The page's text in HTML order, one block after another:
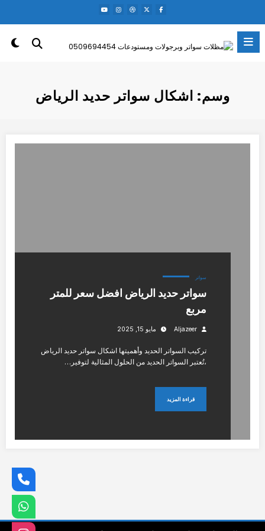
المحتوى
وسم: اشكال سواتر حديد الرياض
سواتر
سواتر حديد الرياض افضل سعر للمتر
مربع
Aljazeer مايو 15, 2025
تركيب السواتر الحديد وأهميتها اشكال سواتر حديد الرياض
،تُعتبر السواتر الحديد من الحلول المثالية لتوفير…
قراءة المزيد